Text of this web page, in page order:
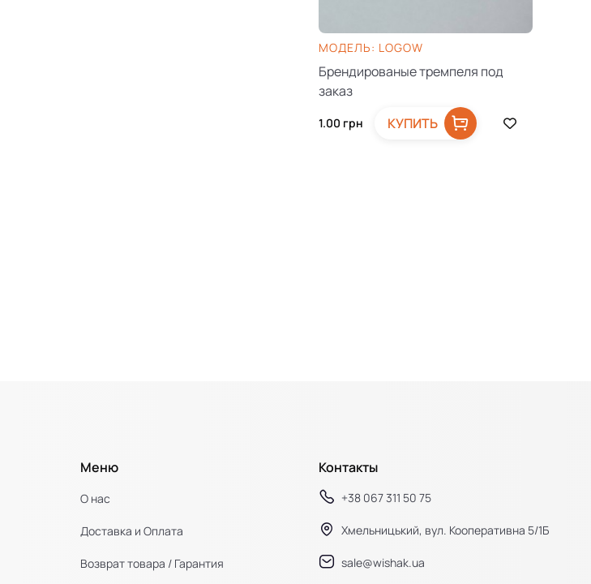
МОДЕЛЬ: LOGOW
Брендированые тремпеля под
заказ
1.00 грн КУПИТЬ
Меню
О нас
Доставка и Оплата
Возврат товара / Гарантия
Контакты
+38 067 311 50 75
Хмельницький, вул. Кооперативна 5/1Б
sale@wishak.ua